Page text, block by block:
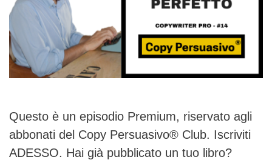
Questo è un episodio Premium, riservato agli
abbonati del Copy Persuasivo® Club. Iscriviti
ADESSO. Hai già pubblicato un tuo libro?